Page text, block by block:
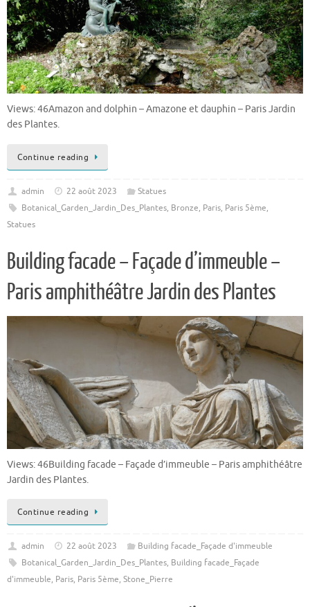
Views: 46Amazon and dolphin – Amazone et dauphin – Paris Jardin
des Plantes.
Continue reading
admin 22 août 2023
Statues
Botanical_Garden_Jardin_Des_Plantes, Bronze, Paris, Paris 5ème,
Statues
Building facade – Façade d’immeuble –
Paris amphithéâtre Jardin des Plantes
Views: 46Building facade – Façade d’immeuble – Paris amphithéâtre
Jardin des Plantes.
Continue reading
admin 22 août 2023
Building facade_Façade d'immeuble
Botanical_Garden_Jardin_Des_Plantes, Building facade_Façade
d'immeuble, Paris, Paris 5ème, Stone_Pierre